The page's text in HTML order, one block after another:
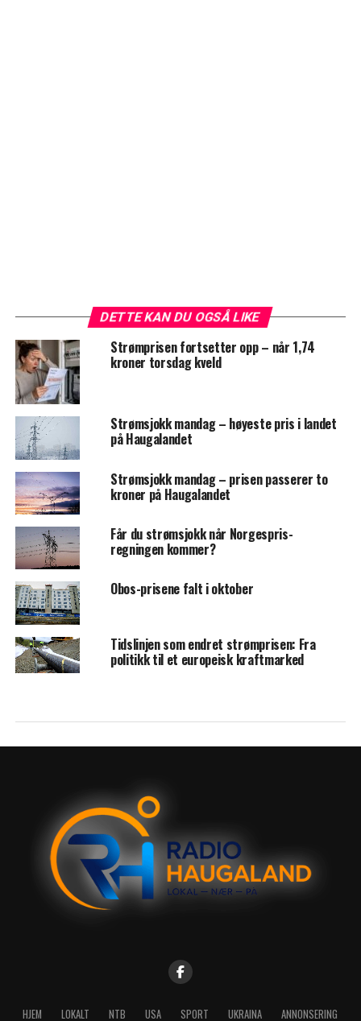
DETTE KAN DU OGSÅ LIKE
Strømprisen fortsetter opp – når 1,74
kroner torsdag kveld
Strømsjokk mandag – høyeste pris i landet
på Haugalandet
Strømsjokk mandag – prisen passerer to
kroner på Haugalandet
Får du strømsjokk når Norgespris-
regningen kommer?
Obos-prisene falt i oktober
Tidslinjen som endret strømprisen: Fra
politikk til et europeisk kraftmarked
HJEM LOKALT NTB USA SPORT UKRAINA ANNONSERING